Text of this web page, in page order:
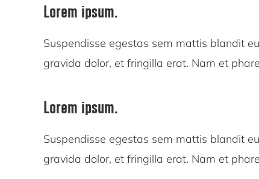
Lorem ipsum.
Suspendisse egestas sem mattis blandit
gravida dolor, et fringilla erat. Nam et
Lorem ipsum.
Suspendisse egestas sem mattis blandit
gravida dolor, et fringilla erat. Nam et